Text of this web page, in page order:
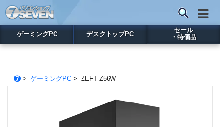
ゲーミングPC デスクトップPC
セール
・特価品
> ゲーミングPC> ZEFT Z56W